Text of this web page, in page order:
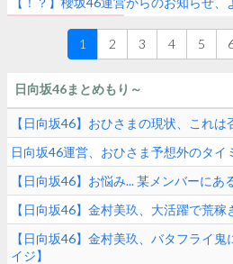
1 2 3 4 5
日向坂46まとめもり～
【日向坂46】おひさまの現状、これは
日向坂46運営、おひさま予想外のタイ
【日向坂46】お悩み... 某メンバーに
【日向坂46】金村美玖、大活躍で荒稼
【日向坂46】金村美玖、バタフライ
イジ】